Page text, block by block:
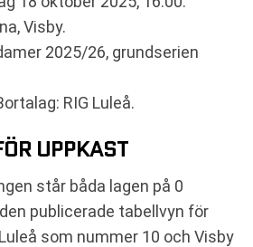
Visby.
2025/26, grundserien
RIG Luleå.
UPPKAST
står båda lagen på 0
publicerade tabellvyn för
som nummer 10 och Visby